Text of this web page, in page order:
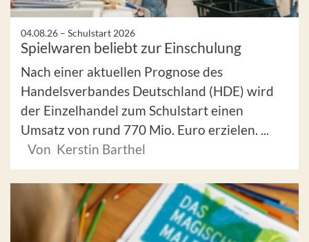
04.08.26 – Schulstart 2026
Spielwaren beliebt zur Einschulung
Nach einer aktuellen Prognose des
Handelsverbandes Deutschland (HDE) wird
der Einzelhandel zum Schulstart einen
Umsatz von rund 770 Mio. Euro erzielen. ...
Von Kerstin Barthel